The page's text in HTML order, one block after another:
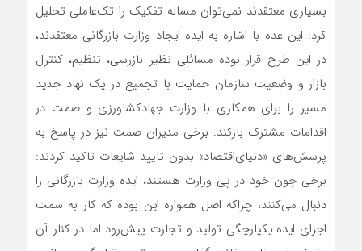
بسیاری معتقدند نمی‌توان مساله تفکیک را تک‌عاملی تحلیل
کرد. این عده با اشاره به ایده‌‌‌‌‌ ایجاد وزارت بازرگانی معتقدند،
در این طرح قرار بوده مسائلی نظیر بازرسی، تنظیم، کنترل
بازار و وضعیت سازمان حمایت با تجمیع در یک نهاد جدید
مسیر را برای همکاری با وزارت جهادکشاورزی و صمت در
اقدامات مشترک باز‌کند. برخی مدیران صمت نیز در پاسخ به
پرسش‌‌‌‌‌های «دنیای‌اقتصاد» بدون تایید شایعات تاکید کردند:
برخی چون خود در پی وزارت هستند، ایده وزارت بازرگانی را
دنبال می‌کنند، چراکه اصل همواره این بوده که کار به سمت
اجرای ایده‌‌‌‌‌ یکپارچگی تولید و تجارت پیش‌رود اما در کنار آن